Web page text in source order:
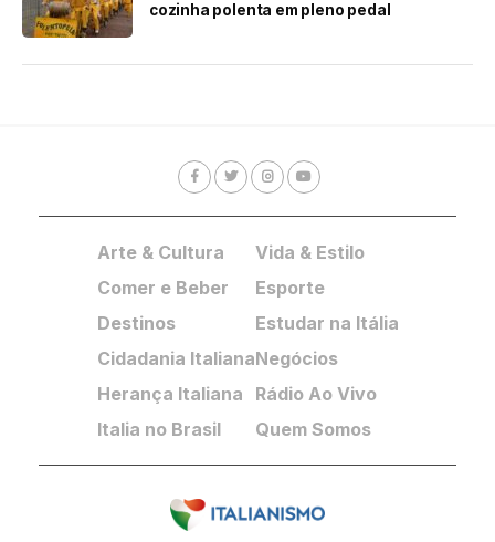
cozinha polenta em pleno pedal
Arte & Cultura
Comer e Beber
Destinos
Cidadania Italiana
Herança Italiana
Italia no Brasil
Vida & Estilo
Esporte
Estudar na Itália
Negócios
Rádio Ao Vivo
Quem Somos